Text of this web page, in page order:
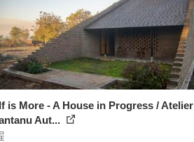
is More - A House in Progress / Atelier
Aut...